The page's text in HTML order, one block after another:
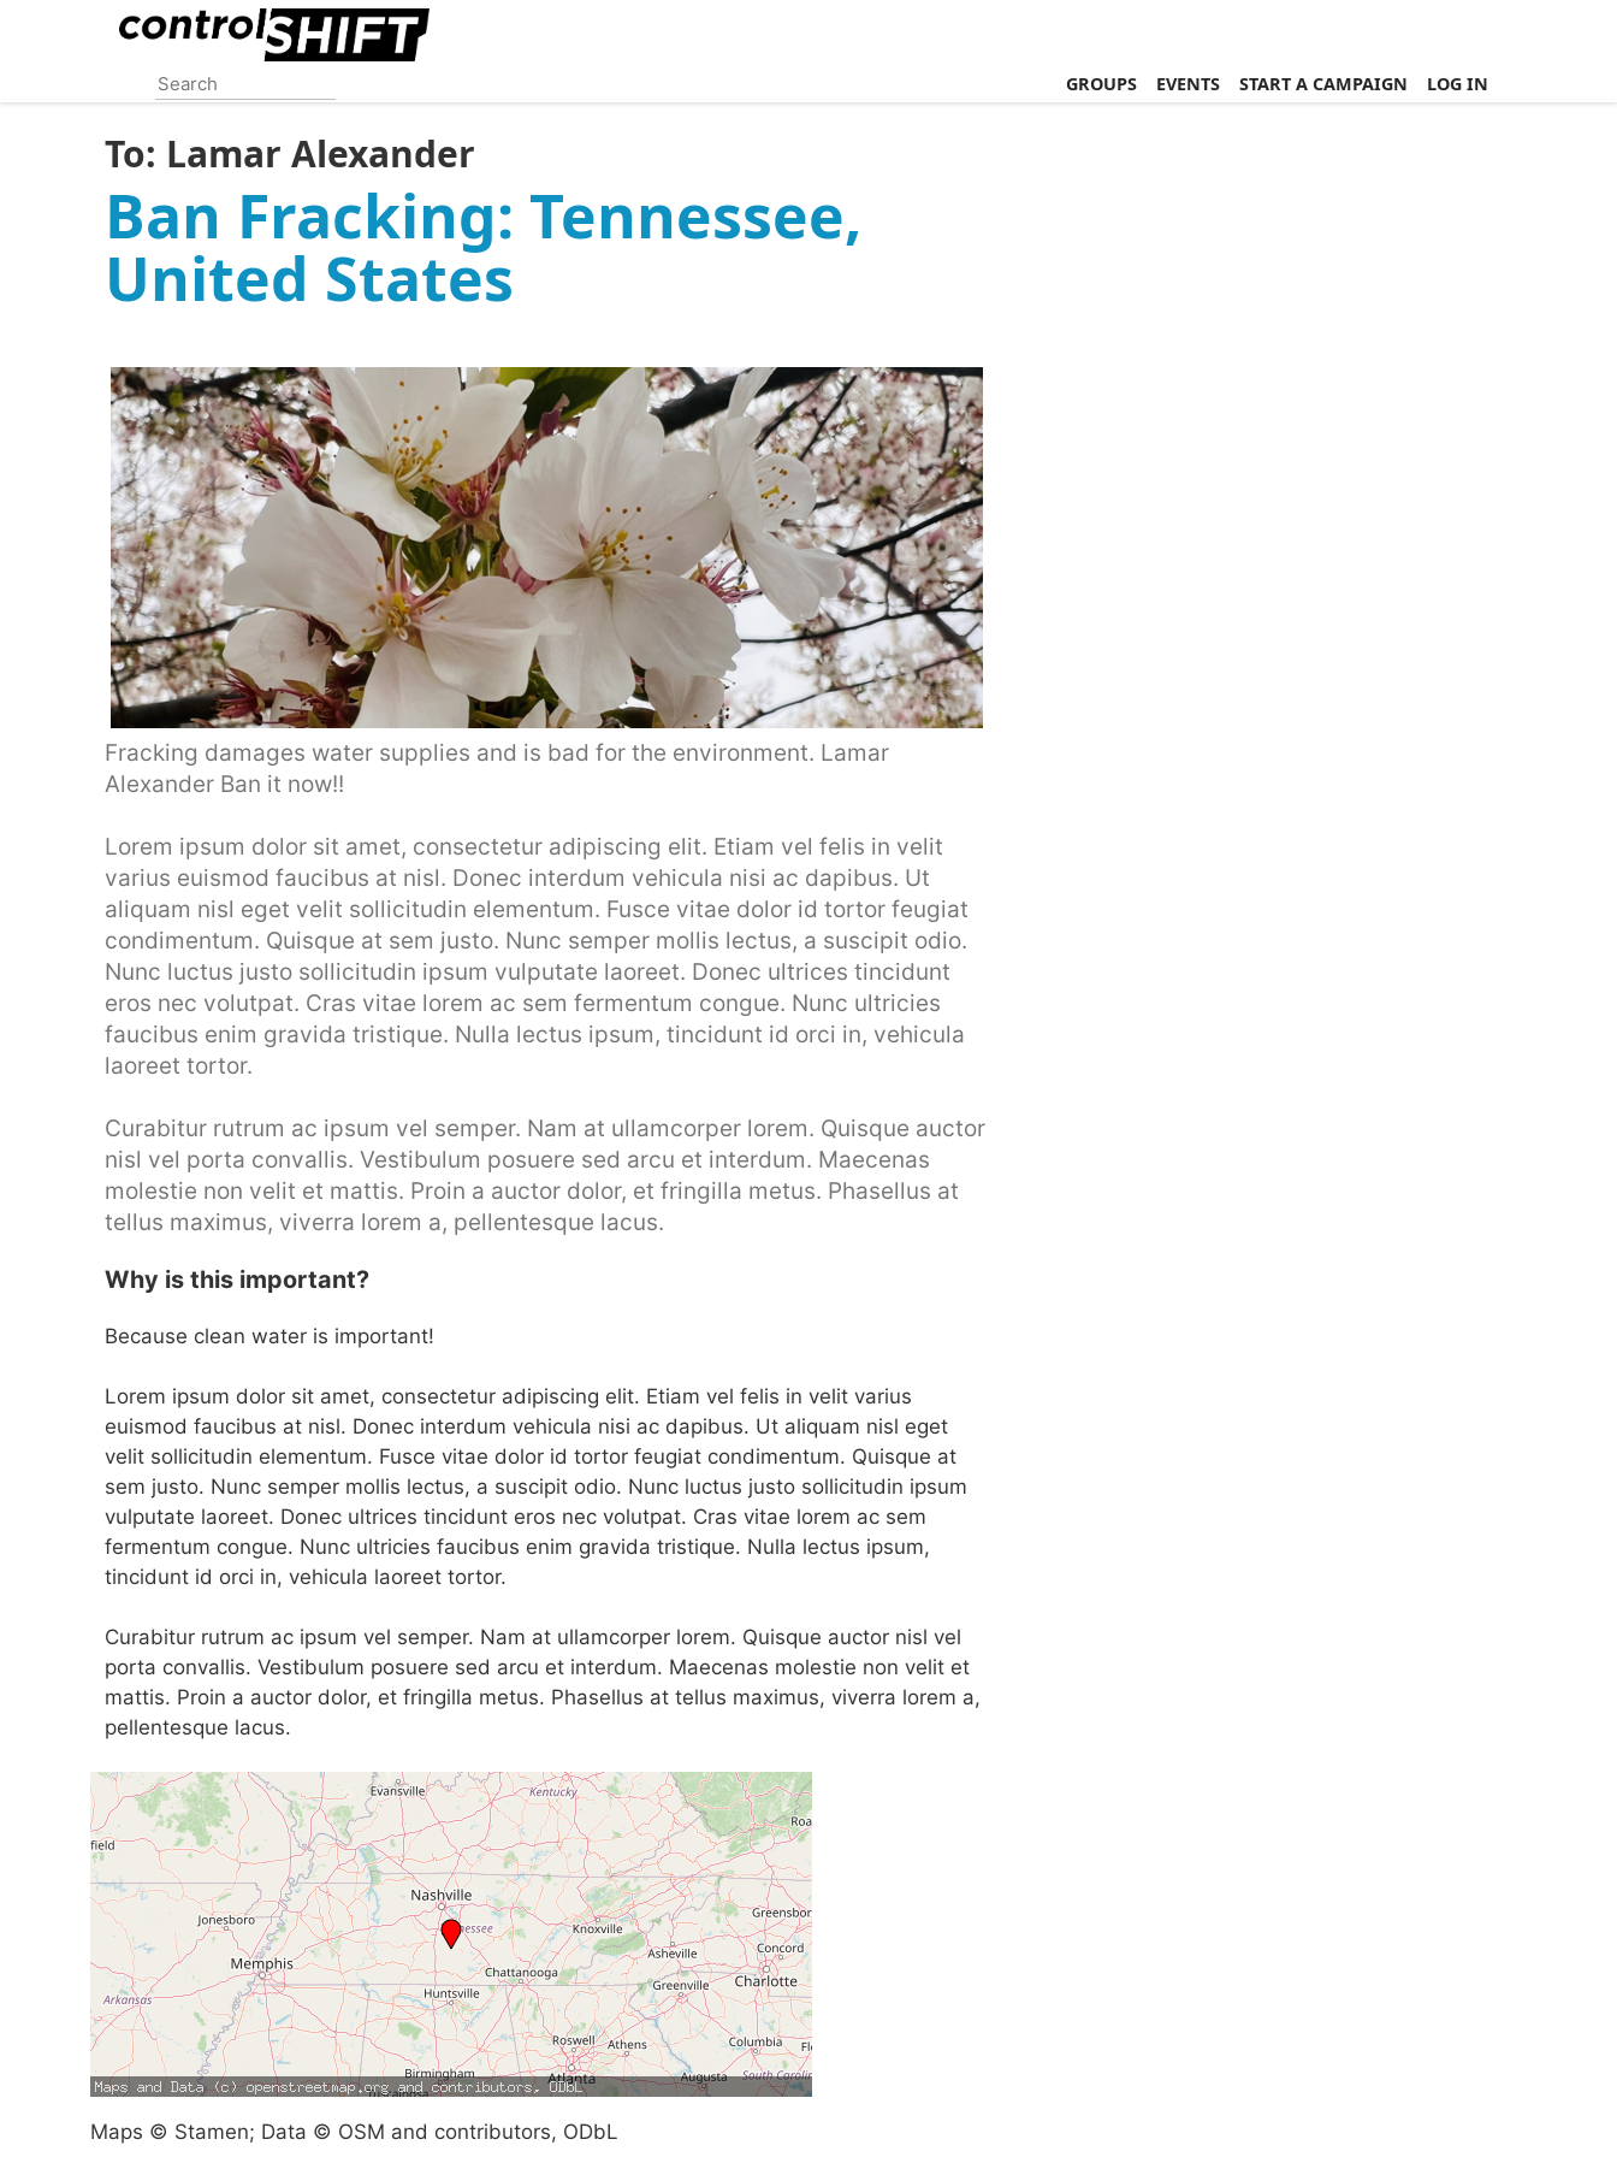
content
GROUPS EVENTS START A CAMPAIGN LOG IN
To: Lamar Alexander
Ban Fracking: Tennessee,
United States
Fracking damages water supplies and is bad for the environment. Lamar
Alexander Ban it now!!
Lorem ipsum dolor sit amet, consectetur adipiscing elit. Etiam vel felis in velit
varius euismod faucibus at nisl. Donec interdum vehicula nisi ac dapibus. Ut
aliquam nisl eget velit sollicitudin elementum. Fusce vitae dolor id tortor feugiat
condimentum. Quisque at sem justo. Nunc semper mollis lectus, a suscipit odio.
Nunc luctus justo sollicitudin ipsum vulputate laoreet. Donec ultrices tincidunt
eros nec volutpat. Cras vitae lorem ac sem fermentum congue. Nunc ultricies
faucibus enim gravida tristique. Nulla lectus ipsum, tincidunt id orci in, vehicula
laoreet tortor.
Curabitur rutrum ac ipsum vel semper. Nam at ullamcorper lorem. Quisque auctor
nisl vel porta convallis. Vestibulum posuere sed arcu et interdum. Maecenas
molestie non velit et mattis. Proin a auctor dolor, et fringilla metus. Phasellus at
tellus maximus, viverra lorem a, pellentesque lacus.
Why is this important?
Because clean water is important!
Lorem ipsum dolor sit amet, consectetur adipiscing elit. Etiam vel felis in velit varius
euismod faucibus at nisl. Donec interdum vehicula nisi ac dapibus. Ut aliquam nisl eget
velit sollicitudin elementum. Fusce vitae dolor id tortor feugiat condimentum. Quisque at
sem justo. Nunc semper mollis lectus, a suscipit odio. Nunc luctus justo sollicitudin ipsum
vulputate laoreet. Donec ultrices tincidunt eros nec volutpat. Cras vitae lorem ac sem
fermentum congue. Nunc ultricies faucibus enim gravida tristique. Nulla lectus ipsum,
tincidunt id orci in, vehicula laoreet tortor.
Curabitur rutrum ac ipsum vel semper. Nam at ullamcorper lorem. Quisque auctor nisl vel
porta convallis. Vestibulum posuere sed arcu et interdum. Maecenas molestie non velit et
mattis. Proin a auctor dolor, et fringilla metus. Phasellus at tellus maximus, viverra lorem a,
pellentesque lacus.
Maps © Stamen; Data © OSM and contributors, ODbL